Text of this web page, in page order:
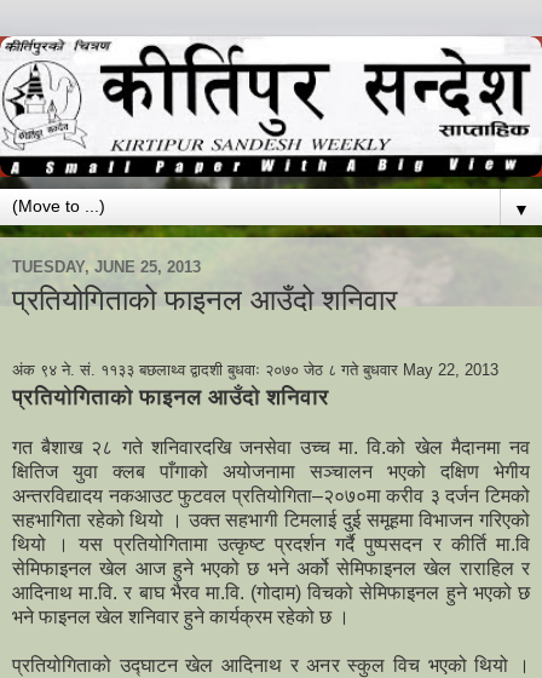
▼
TUESDAY, JUNE 25, 2013
प्रतियोगिताको फाइनल आउँदो शनिवार
अंक ९४ ने. सं. ११३३ बछलाथ्व द्वादशी बुधवाः २०७० जेठ ८ गते बुधवार May 22, 2013
प्रतियोगिताको फाइनल आउँदो शनिवार
गत बैशाख २८ गते शनिवारदखि जनसेवा उच्च मा. वि.को खेल मैदानमा नव
क्षितिज युवा क्लब पाँगाको अयोजनामा सञ्चालन भएको दक्षिण भेगीय
अन्तरविद्यादय नकआउट फुटवल प्रतियोगिता–२०७०मा करीव ३ दर्जन टिमको
सहभागिता रहेको थियो । उक्त सहभागी टिमलाई दुई समूहमा विभाजन गरिएको
थियो । यस प्रतियोगितामा उत्कृष्ट प्रदर्शन गर्दै पुष्पसदन र कीर्ति मा.वि
सेमिफाइनल खेल आज हुने भएको छ भने अर्को सेमिफाइनल खेल राराहिल र
आदिनाथ मा.वि. र बाघ भैरव मा.वि. (गोदाम) विचको सेमिफाइनल हुने भएको छ
भने फाइनल खेल शनिवार हुने कार्यक्रम रहेको छ ।
प्रतियोगिताको उद्घाटन खेल आदिनाथ र अनर स्कुल विच भएको थियो ।